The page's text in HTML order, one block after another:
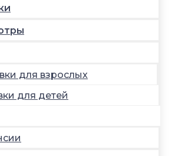
для взрослых
для детей